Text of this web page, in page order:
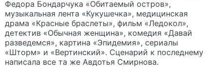
Федора Бондарчука «Обитаемый остров»,
музыкальная лента «Кукушечка», медицинская
драма «Красные браслеты», фильм «Ледокол»,
детектив «Обычная женщина», комедия «Давай
разведемся», картина «Эпидемия», сериалы
«Шторм» и «Вертинский». Сценарий к последнему
написала все та же Авдотья Смирнова.